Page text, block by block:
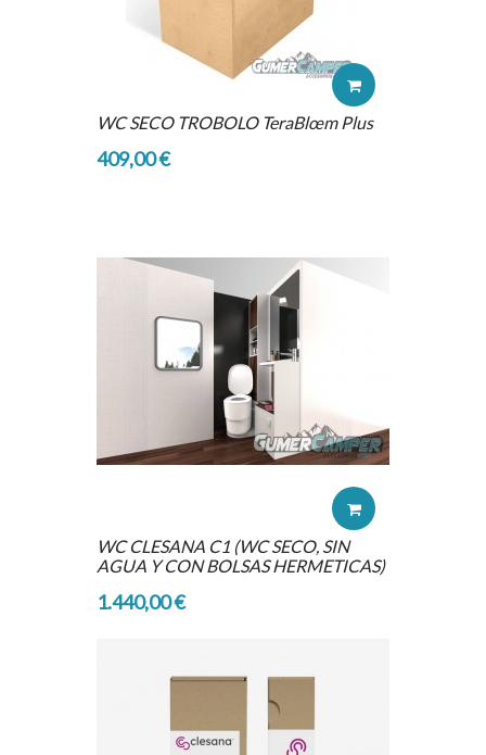
WC SECO TROBOLO TeraBlœm Plus
409,00 €
WC CLESANA C1 (WC SECO, SIN
AGUA Y CON BOLSAS HERMETICAS)
1.440,00 €